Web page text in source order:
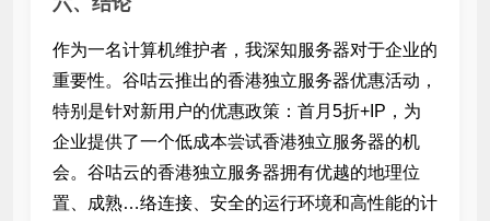
作为一名计算机维护者，我深知服务器对于企业的
重要性。谷咕云推出的香港独立服务器优惠活动，
特别是针对新用户的优惠政策：首月5折+ IP，为
企业提供了一个低成本尝试香港独立服务器的机
会。谷咕云的香港独立服务器拥有优越的地理位
置、成熟…络连接、安全的运行环境和高性能的计